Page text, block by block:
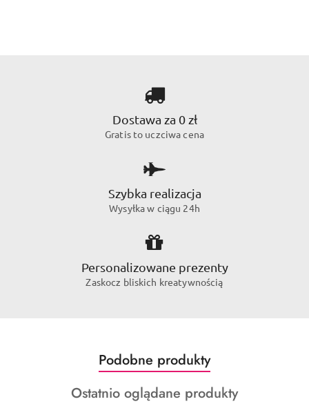
Dostawa za 0 zł
Gratis to uczciwa cena
Szybka realizacja
Wysyłka w ciągu 24h
Personalizowane prezenty
Zaskocz bliskich kreatywnością
Pomiń karuzelę produktów
Produkty
o
statusie:
Podobne produkty
Produkty
Ostatnio oglądane produkty